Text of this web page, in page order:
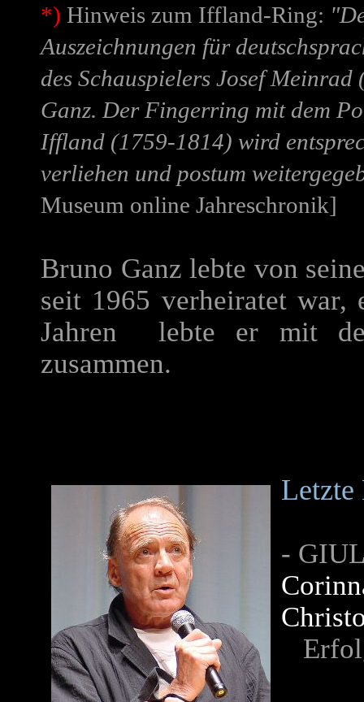
*) Hinweis zum Iffland-Ring:
Auszeichnungen für
des Schauspielers Josef
Ganz. Der Fingerring mit dem
Iffland (1759-1814) wird
verliehen und postum
Museum online Jahreschronik]
Bruno Ganz lebte von
seit 1965 verheiratet war,
Jahren lebte er mit
zusammen.
-